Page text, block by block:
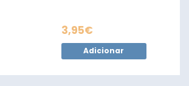
3,95€
Adicionar